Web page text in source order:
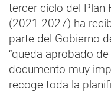
tercer ciclo del Plan
(2021-2027) ha
parte del Gobierno
“queda aprobado
documento muy
recoge toda la